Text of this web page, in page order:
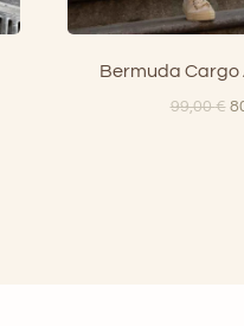
Bermuda Cargo
99,00€ Il